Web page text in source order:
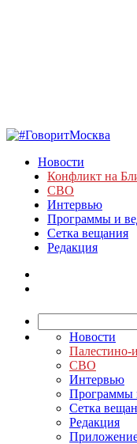
Новости
Конфликт на
СВО
Интервью
Программы и
Сетка вещания
Редакция
Новости
Палестино-
СВО
Интервью
Программы
Сетка
Редакция